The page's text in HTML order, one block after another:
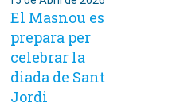
Goya
El Masnou es
prepara per
celebrar la
diada de Sant
Jordi